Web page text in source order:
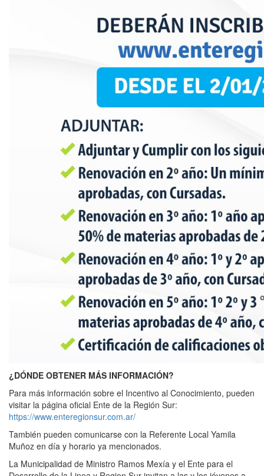
¿DÓNDE OBTENER MÁS INFORMACIÓN?
Para más información sobre el Incentivo al Conocimiento, pueden
visitar la página oficial Ente de la Región Sur:
https://www.enteregionsur.com.ar/
También pueden comunicarse con la Referente Local Yamila
Muñoz en día y horario ya mencionados.
La Municipalidad de Ministro Ramos Mexía y el Ente para el